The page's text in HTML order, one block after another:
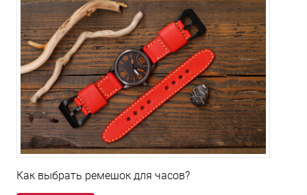
Как выбрать ремешок для часов?